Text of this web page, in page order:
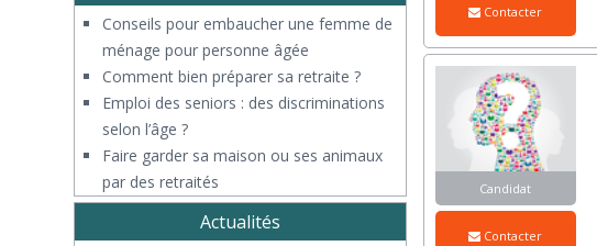
Contacter
Candidat
Contacter
Conseils pour embaucher une femme de
ménage pour personne âgée
Comment bien préparer sa retraite ?
Emploi des seniors : des discriminations
selon l’âge ?
Faire garder sa maison ou ses animaux
par des retraités
Actualités